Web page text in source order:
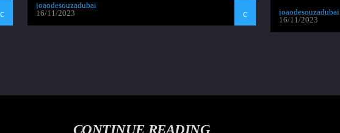
joaodesouzadubai
16/11/2023
joaodesouzadubai
16/11/2023
CONTINUE READING